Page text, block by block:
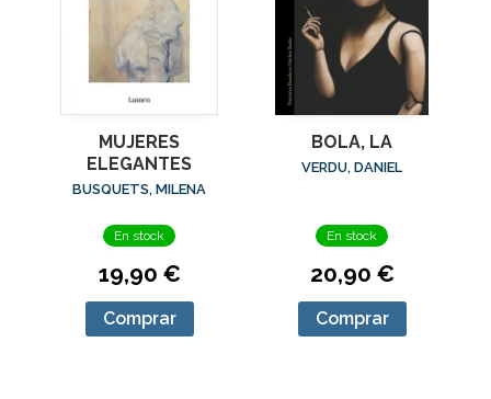
MUJERES
ELEGANTES
BUSQUETS, MILENA
En stock
19,90 €
Comprar
BOLA, LA
VERDU, DANIEL
En stock
20,90 €
Comprar